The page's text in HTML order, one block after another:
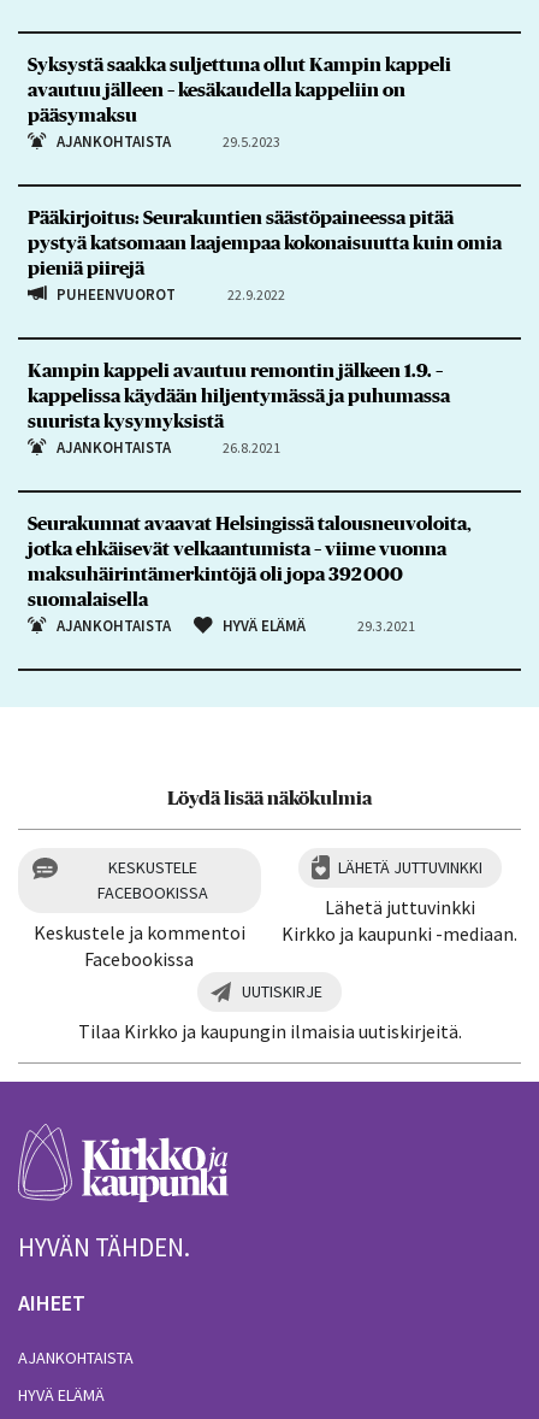
Syksystä saakka suljettuna ollut Kampin kappeli
avautuu jälleen – kesäkaudella kappeliin on
pääsymaksu
AJANKOHTAISTA 29.5.2023
Pääkirjoitus: Seurakuntien säästöpaineessa pitää
pystyä katsomaan laajempaa kokonaisuutta kuin omia
pieniä piirejä
PUHEENVUOROT 22.9.2022
Kampin kappeli avautuu remontin jälkeen 1.9. –
kappelissa käydään hiljentymässä ja puhumassa
suurista kysymyksistä
AJANKOHTAISTA 26.8.2021
Seurakunnat avaavat Helsingissä talousneuvoloita,
jotka ehkäisevät velkaantumista – viime vuonna
maksuhäirintämerkintöjä oli jopa 392 000
suomalaisella
AJANKOHTAISTA HYVÄ ELÄMÄ 29.3.2021
Löydä lisää näkökulmia
KESKUSTELE
FACEBOOKISSA
Keskustele ja kommentoi
Facebookissa
LÄHETÄ JUTTUVINKKI
Lähetä juttuvinkki
Kirkko ja kaupunki -mediaan.
UUTISKIRJE
Tilaa Kirkko ja kaupungin ilmaisia uutiskirjeitä.
HYVÄN TÄHDEN.
AIHEET
AJANKOHTAISTA
HYVÄ ELÄMÄ